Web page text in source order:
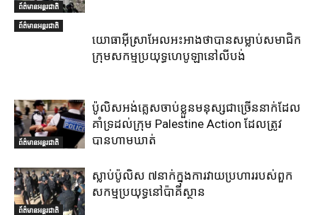
ព័ត៌មានអន្តរជាតិ
ព័ត៌មានអន្តរជាតិ
យោធាអ៊ីស្រាអែលអះអាងថាបានសម្លាប់សមាជិក
ក្រុមសកម្មប្រយុទ្ធហេបូឡានៅលីបង់
ព័ត៌មានអន្តរជាតិ
ប៉ូលិសអង់គ្លេសចាប់ខ្លួនមនុស្សជាច្រើននាក់ដែល
គាំទ្រដល់ក្រុម Palestine Action ដែលត្រូវ
បានហាមឃាត់
ព័ត៌មានអន្តរជាតិ
ស្លាប់ប៉ូលិស ៧នាក់ក្នុងការវាយប្រហាររបស់ពួក
សកម្មប្រយុទ្ធនៅប៉ាគីស្ថាន